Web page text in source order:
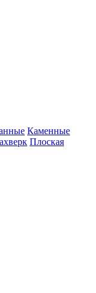
Каменные
Плоская